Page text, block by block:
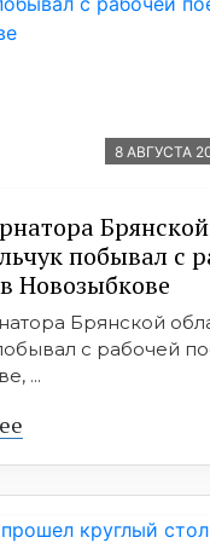
8 АВГУСТА
побывал с
Новозыбкове
Брянской
с рабочей
...